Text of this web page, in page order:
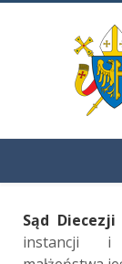
Sąd
instancji i